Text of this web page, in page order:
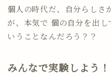
個人の時代だ、自分らしさ
が、本気で 個の自分を出
いうことなんだろう？？
みんなで実験しよう！